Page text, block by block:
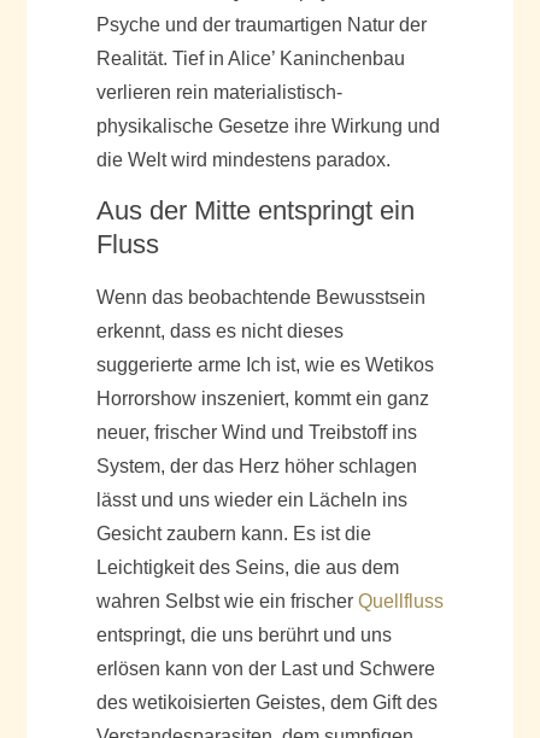
Psyche und der traumartigen Natur der
Realität. Tief in Alice’ Kaninchenbau
verlieren rein materialistisch-
physikalische Gesetze ihre Wirkung und
die Welt wird mindestens paradox.
Aus der Mitte entspringt ein
Fluss
Wenn das beobachtende Bewusstsein
erkennt, dass es nicht dieses
suggerierte arme Ich ist, wie es Wetikos
Horrorshow inszeniert, kommt ein ganz
neuer, frischer Wind und Treibstoff ins
System, der das Herz höher schlagen
lässt und uns wieder ein Lächeln ins
Gesicht zaubern kann. Es ist die
Leichtigkeit des Seins, die aus dem
wahren Selbst wie ein frischer Quellfluss
entspringt, die uns berührt und uns
erlösen kann von der Last und Schwere
des wetikoisierten Geistes, dem Gift des